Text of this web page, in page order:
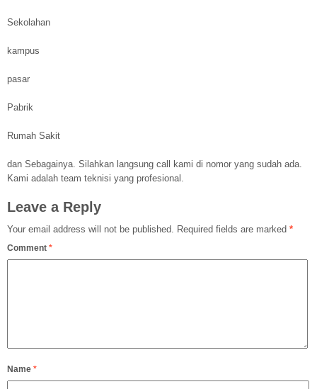
Sekolahan
kampus
pasar
Pabrik
Rumah Sakit
dan Sebagainya. Silahkan langsung call kami di nomor yang sudah ada.
Kami adalah team teknisi yang profesional.
Leave a Reply
Your email address will not be published. Required fields are marked *
Comment *
Name *